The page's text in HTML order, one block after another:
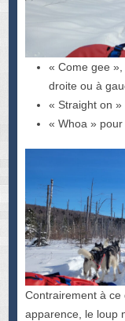
« Come gee
droite ou à
« Straight on
« Whoa » pour
Contrairement à ce
apparence, le loup